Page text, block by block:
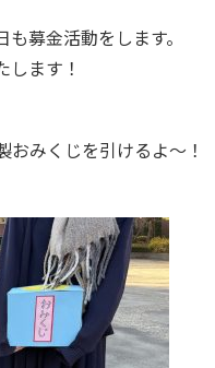
募金活動をします。
ます！
みくじを引けるよ〜！